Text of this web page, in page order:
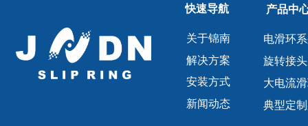
电滑环
旋转接
大电流
典型定
关于锦南
解决方案
安装方式
新闻动态
快速导航 产品中